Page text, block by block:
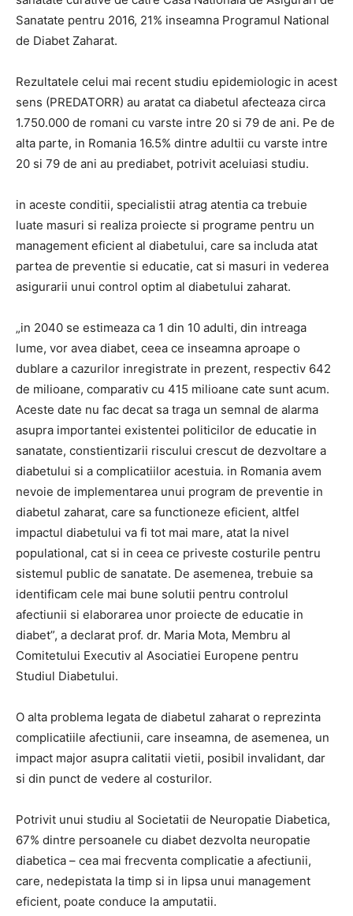
Sanatate pentru 2016, 21% inseamna Programul National
de Diabet Zaharat.
Rezultatele celui mai recent studiu epidemiologic in acest
sens (PREDATORR) au aratat ca diabetul afecteaza circa
1.750.000 de romani cu varste intre 20 si 79 de ani. Pe de
alta parte, in Romania 16.5% dintre adultii cu varste intre
20 si 79 de ani au prediabet, potrivit aceluiasi studiu.
in aceste conditii, specialistii atrag atentia ca trebuie
luate masuri si realiza proiecte si programe pentru un
management eficient al diabetului, care sa includa atat
partea de preventie si educatie, cat si masuri in vederea
asigurarii unui control optim al diabetului zaharat.
„in 2040 se estimeaza ca 1 din 10 adulti, din intreaga
lume, vor avea diabet, ceea ce inseamna aproape o
dublare a cazurilor inregistrate in prezent, respectiv 642
de milioane, comparativ cu 415 milioane cate sunt acum.
Aceste date nu fac decat sa traga un semnal de alarma
asupra importantei existentei politicilor de educatie in
sanatate, constientizarii riscului crescut de dezvoltare a
diabetului si a complicatiilor acestuia. in Romania avem
nevoie de implementarea unui program de preventie in
diabetul zaharat, care sa functioneze eficient, altfel
impactul diabetului va fi tot mai mare, atat la nivel
populational, cat si in ceea ce priveste costurile pentru
sistemul public de sanatate. De asemenea, trebuie sa
identificam cele mai bune solutii pentru controlul
afectiunii si elaborarea unor proiecte de educatie in
diabet”, a declarat prof. dr. Maria Mota, Membru al
Comitetului Executiv al Asociatiei Europene pentru
Studiul Diabetului.
O alta problema legata de diabetul zaharat o reprezinta
complicatiile afectiunii, care inseamna, de asemenea, un
impact major asupra calitatii vietii, posibil invalidant, dar
si din punct de vedere al costurilor.
Potrivit unui studiu al Societatii de Neuropatie Diabetica,
67% dintre persoanele cu diabet dezvolta neuropatie
diabetica – cea mai frecventa complicatie a afectiunii,
care, nedepistata la timp si in lipsa unui management
eficient, poate conduce la amputatii.